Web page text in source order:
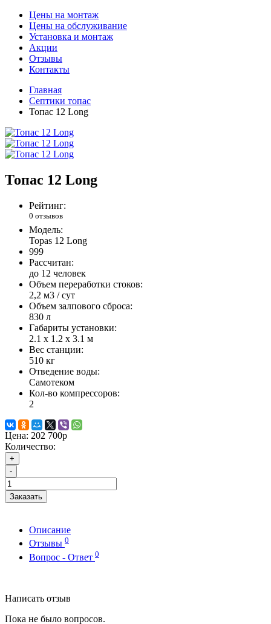
Цены на монтаж
Цены на обслуживание
Установка и монтаж
Акции
Отзывы
Контакты
Главная
Септики топас
Топас 12 Long
Топас 12 Long
Рейтинг:
0 отзывов
Модель:
Topas 12 Long
999
Рассчитан:
до 12 человек
Объем переработки стоков:
2,2 м3 / сут
Объем залпового сброса:
830 л
Габариты установки:
2.1 х 1.2 х 3.1 м
Вес станции:
510 кг
Отведение воды:
Самотеком
Кол-во компрессоров:
2
Цена: 202 700р
Количество:
+
-
Заказать
Описание
Отзывы 0
Вопрос - Ответ 0
Написать отзыв
Пока не было вопросов.